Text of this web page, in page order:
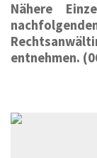
Nähere
entnehmen.